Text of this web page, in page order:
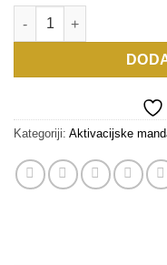
Aktivacijska mandala
Kategoriji: Aktivacijske